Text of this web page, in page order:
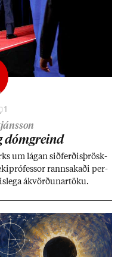
1
dómgreind
um lág­an sið­ferð­is­þrösk­
rann­sak­aði per­
ákvörð­un­ar­töku.